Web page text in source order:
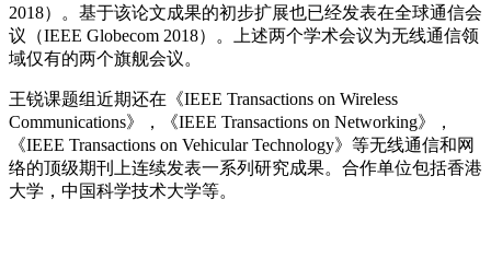
2018）。基于该论文成果的初步扩展也已经发表在全球通信会
议（IEEE Globecom 2018）。上述两个学术会议为无线通信领
域仅有的两个旗舰会议。
王锐课题组近期还在《IEEE Transactions on Wireless
Communications》，《IEEE Transactions on Networking》，
《IEEE Transactions on Vehicular Technology》等无线通信和网
络的顶级期刊上连续发表一系列研究成果。合作单位包括香港
大学，中国科学技术大学等。